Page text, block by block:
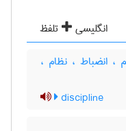
انگلیسی
تلفظ
انضباط ، نظام ،
discipline